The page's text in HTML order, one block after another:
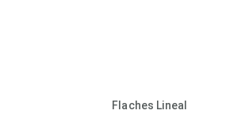
Flaches Lineal